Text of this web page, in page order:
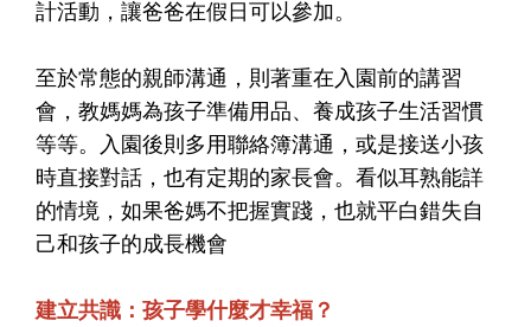
計活動，讓爸爸在假日可以參加。
至於常態的親師溝通，則著重在入園前的講習
會，教媽媽為孩子準備用品、養成孩子生活習慣
等等。入園後則多用聯絡簿溝通，或是接送小孩
時直接對話，也有定期的家長會。看似耳熟能詳
的情境，如果爸媽不把握實踐，也就平白錯失自
己和孩子的成長機會
建立共識：孩子學什麼才幸福？